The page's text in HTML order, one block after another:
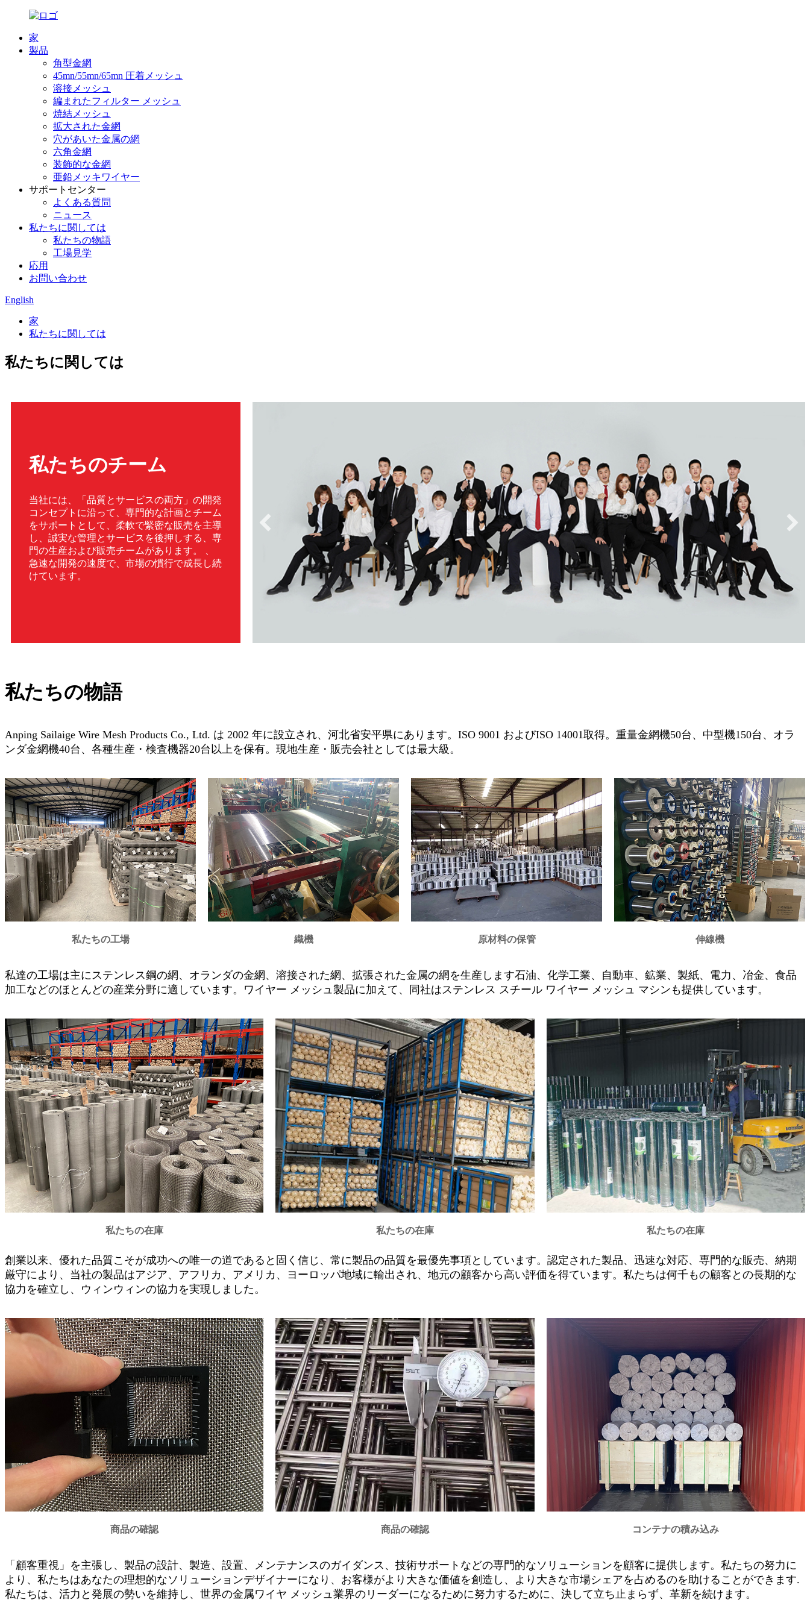
家
製品
角型金網
45mn/55mn/65mn 圧着メッシュ
溶接メッシュ
編まれたフィルター メッシュ
焼結メッシュ
拡大された金網
穴があいた金属の網
六角金網
装飾的な金網
亜鉛メッキワイヤー
サポートセンター
よくある質問
ニュース
私たちに関しては
私たちの物語
工場見学
応用
お問い合わせ
English
家
私たちに関しては
私たちに関しては
私たちのチーム
当社には、「品質とサービスの両方」の開発
コンセプトに沿って、専門的な計画とチーム
をサポートとして、柔軟で緊密な販売を主導
し、誠実な管理とサービスを後押しする、専
門の生産および販売チームがあります。 、
急速な開発の速度で、市場の慣行で成長し続
けています。
私たちの物語
Anping Sailaige Wire Mesh Products Co., Ltd. は 2002 年に設立され、河北省安平県にあります。ISO 9001 およびISO 14001取得。重量金網機50台、中型機150台、オラ
ンダ金網機40台、各種生産・検査機器20台以上を保有。現地生産・販売会社としては最大級。
私たちの工場 織機 原材料の保管 伸線機
私達の工場は主にステンレス鋼の網、オランダの金網、溶接された網、拡張された金属の網を生産します石油、化学工業、自動車、鉱業、製紙、電力、冶金、食品
加工などのほとんどの産業分野に適しています。ワイヤー メッシュ製品に加えて、同社はステンレス スチール ワイヤー メッシュ マシンも提供しています。
私たちの在庫 私たちの在庫 私たちの在庫
創業以来、優​​れた品質こそが成功への唯一の道であると固く信じ、常に製品の品質を最優先事項としています。認定された製品、迅速な対応、専門的な販売、納期
厳守により、当社の製品はアジア、アフリカ、アメリカ、ヨーロッパ地域に輸出され、地元の顧客から高い評価を得ています。私たちは何千もの顧客との長期的な
協力を確立し、ウィンウィンの協力を実現しました。
商品の確認 商品の確認 コンテナの積み込み
「顧客重視」を主張し、製品の設計、製造、設置、メンテナンスのガイダンス、技術サポートなどの専門的なソリューションを顧客に提供します。私たちの努力に
より、私たちはあなたの理想的なソリューションデザイナーになり、お客様がより大きな価値を創造し、より大きな市場シェアを占めるのを助けることができます.
私たちは、活力と発展の勢いを維持し、世界の金属ワイヤ メッシュ業界のリーダーになるために努力するために、決して立ち止まらず、革新を続けます。